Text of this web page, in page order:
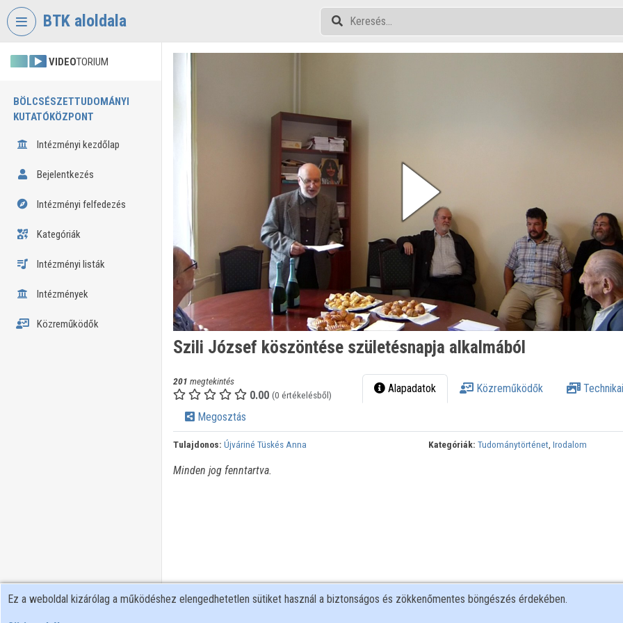
Fejléc kihagyása
BTK aloldala
VIDEOTORIUM
BÖLCSÉSZETTUDOMÁNYI
KUTATÓKÖZPONT
Intézményi kezdőlap
Bejelentkezés
Intézményi felfedezés
Kategóriák
Intézményi listák
Intézmények
Közreműködők
Szili József köszöntése születésnapja alkalmából
201 megtekintés
0.00 (0 értékelésből) Alapadatok Közreműködők
Megosztás
Tulajdonos: Újváriné Tüskés Anna Kategóriák: Tudománytörténet,Irodalom
Minden jog fenntartva.
Ez a weboldal kizárólag a működéshez elengedhetetlen sütiket használ a biztonságos és zökkenőmentes böngészés érdekében.